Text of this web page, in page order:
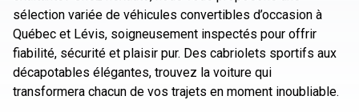
sélection variée de véhicules convertibles d’occasion à
Québec et Lévis, soigneusement inspectés pour offrir
fiabilité, sécurité et plaisir pur. Des cabriolets sportifs aux
décapotables élégantes, trouvez la voiture qui
transformera chacun de vos trajets en moment inoubliable.